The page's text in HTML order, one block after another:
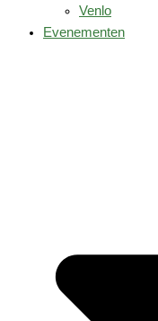
Venlo
Evenementen